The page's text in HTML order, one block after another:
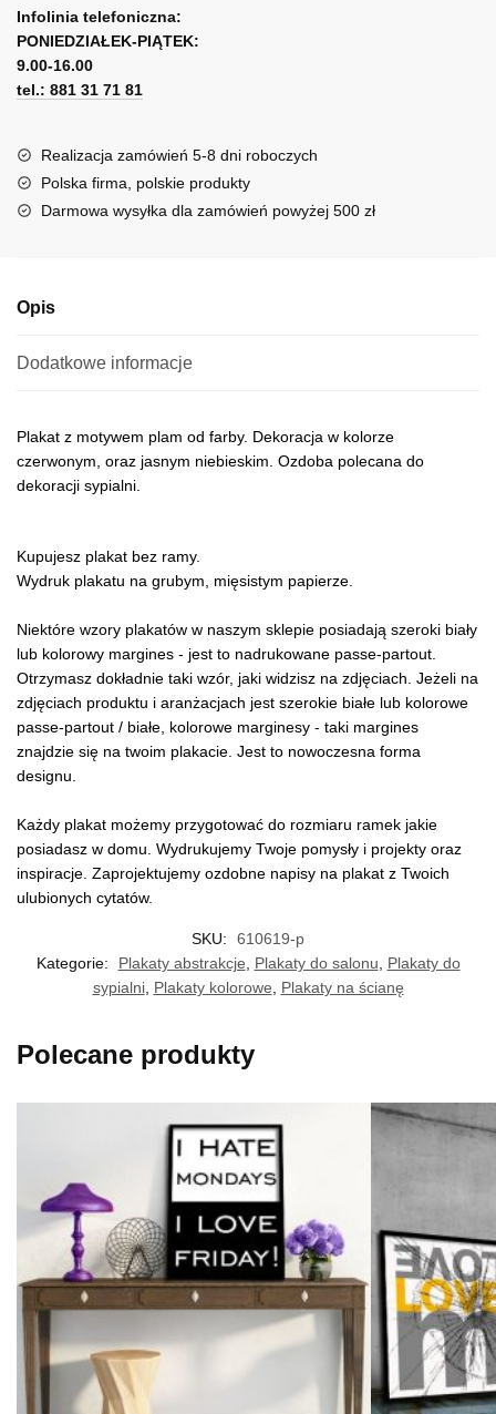
abstrakcyjnymi
plamami
od
farby
l
t
e
r
a
t
i
Infolinia telefoniczna:
PONIEDZIAŁEK-PIĄTEK:
9.00-16.00
tel.: 881 31 71 81
Realizacja zamówień 5-8 dni roboczych
Polska firma, polskie produkty
Darmowa wysyłka dla zamówień powyżej 500 zł
Opis
Dodatkowe informacje
Plakat z motywem plam od farby. Dekoracja w kolorze
czerwonym, oraz jasnym niebieskim. Ozdoba polecana do
dekoracji sypialni.
Kupujesz plakat bez ramy.
Wydruk plakatu na grubym, mięsistym papierze.
Niektóre wzory plakatów w naszym sklepie posiadają szeroki biały
lub kolorowy margines - jest to nadrukowane passe-partout.
Otrzymasz dokładnie taki wzór, jaki widzisz na zdjęciach. Jeżeli na
zdjęciach produktu i aranżacjach jest szerokie białe lub kolorowe
passe-partout / białe, kolorowe marginesy - taki margines
znajdzie się na twoim plakacie. Jest to nowoczesna forma
designu.
Każdy plakat możemy przygotować do rozmiaru ramek jakie
posiadasz w domu. Wydrukujemy Twoje pomysły i projekty oraz
inspiracje. Zaprojektujemy ozdobne napisy na plakat z Twoich
ulubionych cytatów.
SKU:
610619-p
Kategorie:
Plakaty abstrakcje Plakaty do salonu
Plakaty do
sypialni, Plakaty kolorowe Plakaty na ścianę
Polecane produkty